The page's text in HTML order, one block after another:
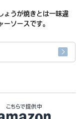
ょうが焼きとは一味違
ソースです。